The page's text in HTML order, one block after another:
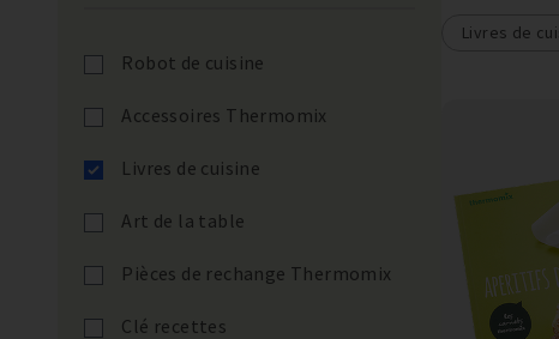
Robot de cuisine
Accessoires Thermomix
Livres de cuisine
Art de la table
Pièces de rechange Thermomix
Clé recettes
Livres de